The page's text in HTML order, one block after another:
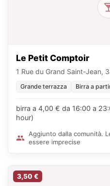
Le Petit Comptoir
1 Rue du Grand Saint-Jean,
Grande terrazza Birra a
birra a 4,00 € da 16:00 a
hour)
Aggiunto dalla comunità.
essere imprecise
3,50 €